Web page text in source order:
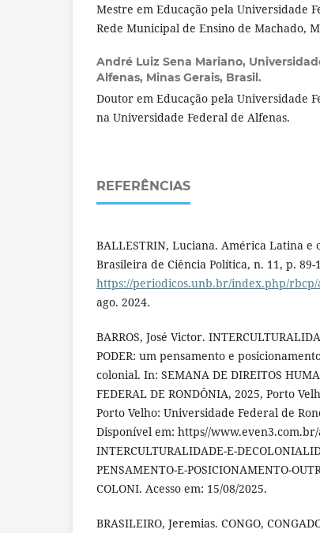
Mestre em Educação pela Universidade
Rede Municipal de Ensino de Machado,
André Luiz Sena Mariano,
Alfenas, Minas Gerais, Brasil.
Doutor em Educação pela Universidade
na Universidade Federal de Alfenas.
REFERÊNCIAS
BALLESTRIN, Luciana. América Latina e
Brasileira de Ciência Política, n. 11, p. 89-
https://periodicos.unb.br/index.php/
ago. 2024.
BARROS, José Victor.
PODER: um pensamento e
colonial. In: SEMANA DE DIREITOS
FEDERAL DE RONDÔNIA, 2025, Porto
Porto Velho: Universidade Federal de
Disponível em: https//
INTERCULTURALIDADE-E-
PENSAMENTO-E-POSICIONAMENTO-
COLONI. Acesso em: 15/08/2025.
BRASILEIRO, Jeremias. CONGO,